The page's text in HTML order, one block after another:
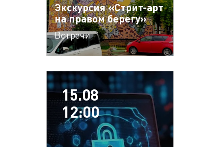
Экскурсия «Стрит-арт
на правом берегу»
Встречи
15.08
12:00